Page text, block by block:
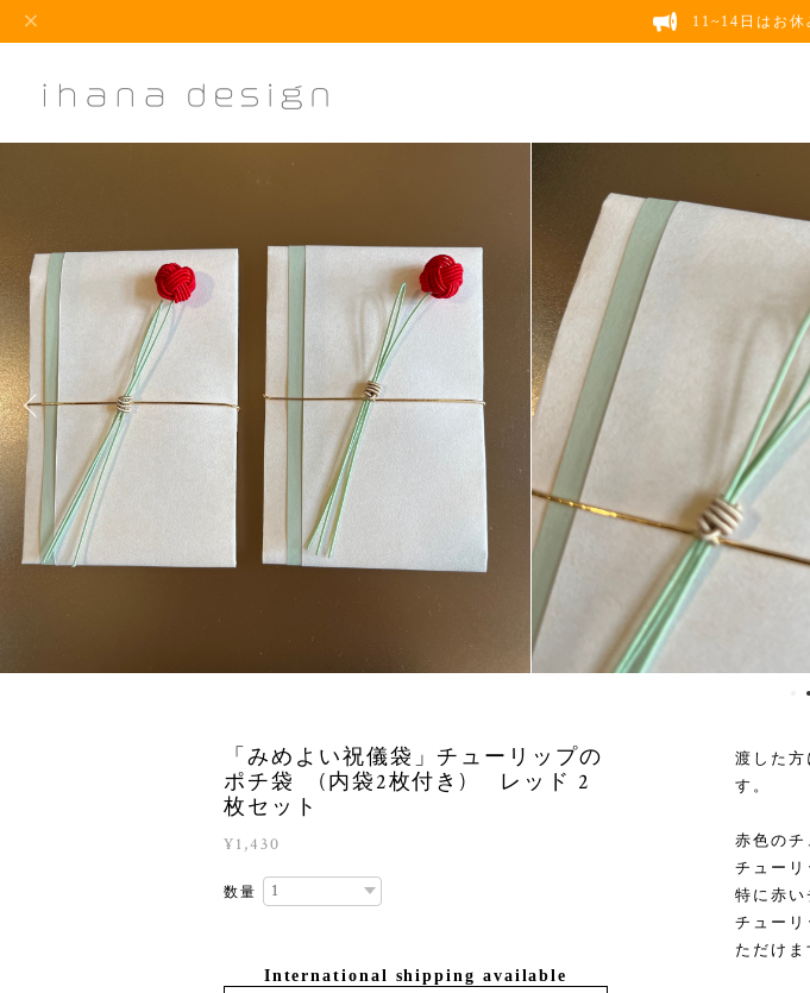
11~14日はお休
「みめよい祝儀袋」チューリップの
ポチ袋 (内袋2枚付き) レッド 2
枚セット
¥1,430
数量
International shipping available
渡した
す。
赤色のチ
チュー
特に赤い
チュー
ただけま